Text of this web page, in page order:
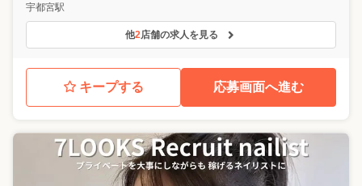
宇都宮駅
他2店舗の求人を見る
キープする 応募画面へ進む